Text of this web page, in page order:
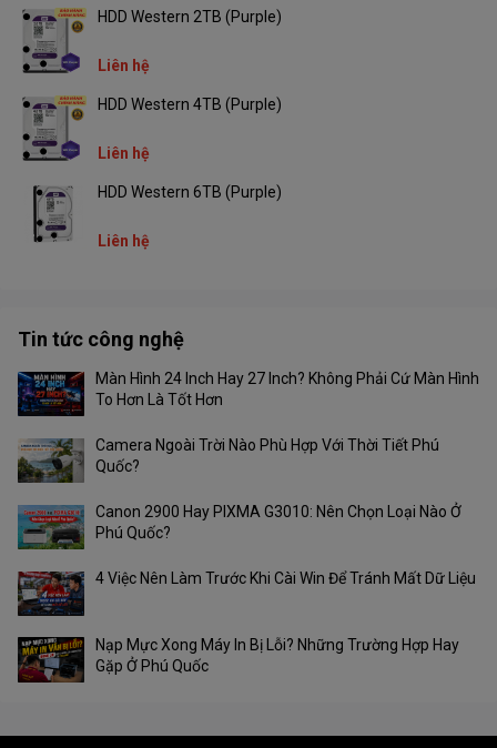
HDD Western 2TB (Purple)
Liên hệ
HDD Western 4TB (Purple)
Liên hệ
HDD Western 6TB (Purple)
Liên hệ
Tin tức công nghệ
Màn Hình 24 Inch Hay 27 Inch? Không Phải Cứ Màn Hình
To Hơn Là Tốt Hơn
Camera Ngoài Trời Nào Phù Hợp Với Thời Tiết Phú
Quốc?
Canon 2900 Hay PIXMA G3010: Nên Chọn Loại Nào Ở
Phú Quốc?
4 Việc Nên Làm Trước Khi Cài Win Để Tránh Mất Dữ Liệu
Nạp Mực Xong Máy In Bị Lỗi? Những Trường Hợp Hay
Gặp Ở Phú Quốc